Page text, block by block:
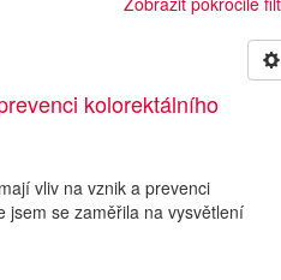
kolorektálního
vliv na vznik a prevenci
jsem se zaměřila na vysvětlení